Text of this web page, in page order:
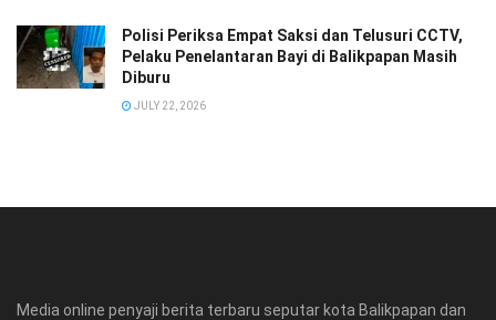
Polisi Periksa Empat Saksi dan Telusuri CCTV,
Pelaku Penelantaran Bayi di Balikpapan Masih
Diburu
JULY 22, 2026
Media online penyaji berita terbaru seputar kota Balikpapan dan